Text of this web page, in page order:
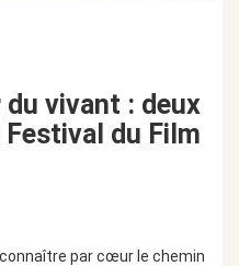
du vivant : deux
du Film
par cœur le chemin